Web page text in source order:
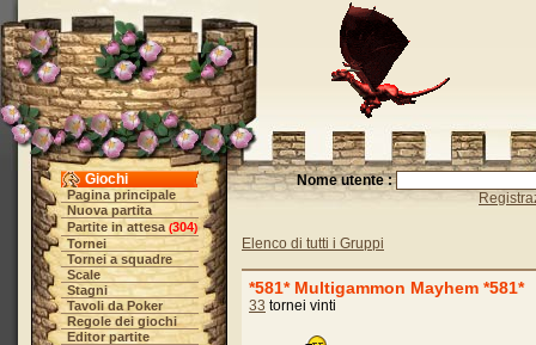
Giochi
Pagina principale
Nuova partita
Partite in attesa (304)
Tornei
Tornei a squadre
Scale
Stagni
Tavoli da Poker
Regole dei giochi
Editor partite
Nome utente :
Elenco di tutti i Gruppi
*581* Multigammon Mayhem *581*
33 tornei vinti